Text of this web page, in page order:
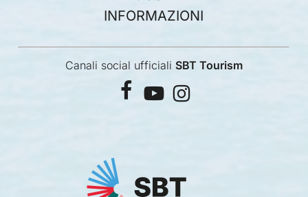
INFORMAZIONI
Canali social ufficiali SBT Tourism
facebook
youtubeinstagram